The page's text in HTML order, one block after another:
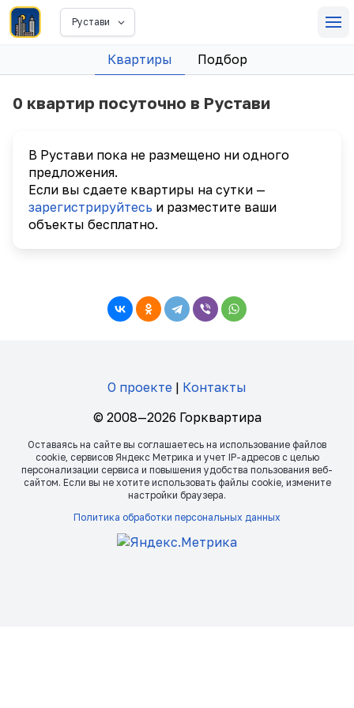
Рустави
Квартиры Подбор
0 квартир посуточно в Рустави
В Рустави пока не размещено ни одного
предложения.
Если вы сдаете квартиры на сутки —
зарегистрируйтесь и разместите ваши
объекты бесплатно.
О проекте | Контакты
© 2008—2026 Горквартира
Оставаясь на сайте вы соглашаетесь на использование файлов
сookie, сервисов Яндекс Метрика и учет IP-адресов с целью
персонализации сервиса и повышения удобства пользования веб-
сайтом. Если вы не хотите использовать файлы сookie, измените
настройки браузера.
Политика обработки персональных данных